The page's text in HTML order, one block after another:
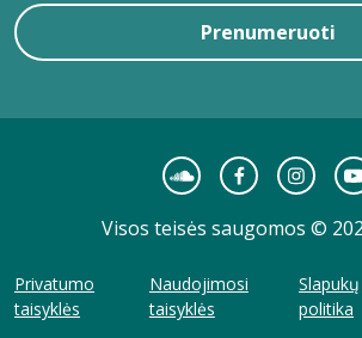
Prenumeruoti
Visos teisės saugomos ©
Privatumo
taisyklės
Naudojimosi
taisyklės
Slapukų
politika